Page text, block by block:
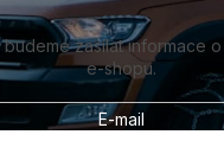
zasílat informace
e-shopu.
E-mail